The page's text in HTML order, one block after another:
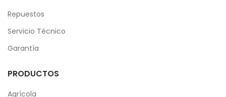
Repuestos
Servicio Técnico
Garantía
PRODUCTOS
Agrícola